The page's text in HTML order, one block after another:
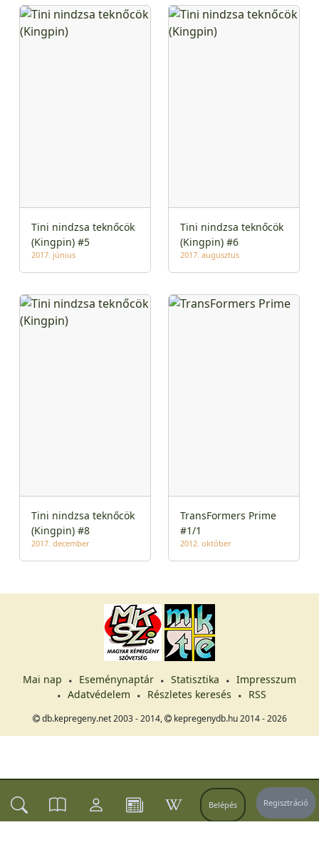
Belépés Regisztráció
Tini nindzsa teknőcök
(Kingpin) #5
2017. június
Tini nindzsa teknőcök
(Kingpin) #6
2017. augusztus
Tini nindzsa teknőcök
(Kingpin) #8
2017. december
TransFormers Prime
#1/1
2012. október
Mai nap Eseménynaptár Statisztika
Impresszum
Adatvédelem
Részletes keresés RSS
db.kepregeny.net 2003 - 2014, kepregenydb.hu 2014 - 2026